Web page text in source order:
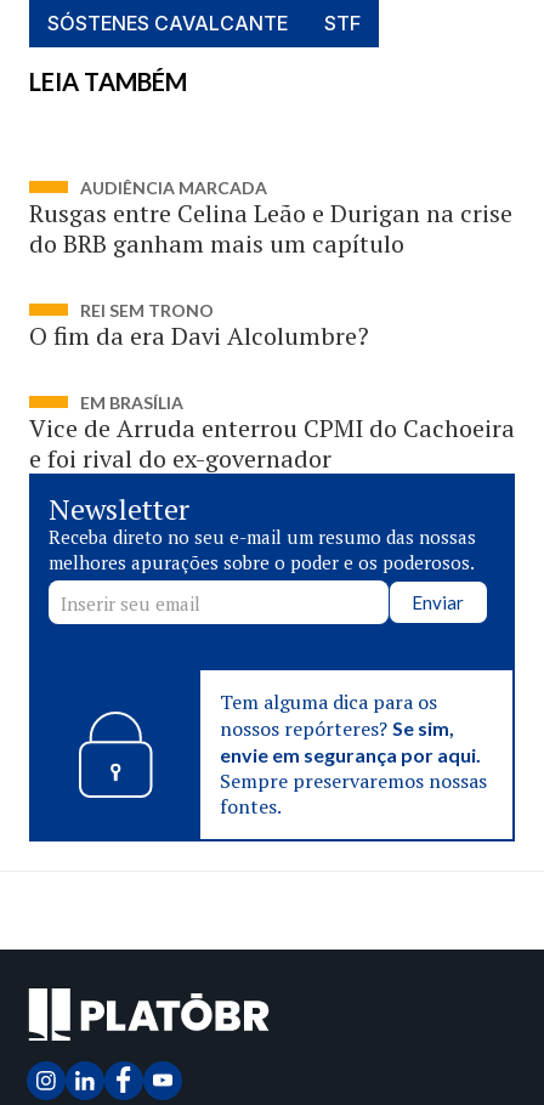
SÓSTENES CAVALCANTE
STF
LEIA TAMBÉM
AUDIÊNCIA MARCADA
Rusgas entre Celina Leão e Durigan na crise
do BRB ganham mais um capítulo
REI SEM TRONO
O fim da era Davi Alcolumbre?
EM BRASÍLIA
Vice de Arruda enterrou CPMI do Cachoeira
e foi rival do ex-governador
Newsletter
Receba direto no seu e-mail um resumo das nossas
melhores apurações sobre o poder e os poderosos.
Enviar
Tem alguma dica para os
nossos repórteres? Se sim,
envie em segurança por aqui.
Sempre preservaremos nossas
fontes.